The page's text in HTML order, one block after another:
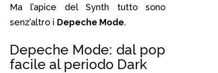
Ma l’apice del Synth tutto sono
senz’altro i Depeche Mode.
Depeche Mode: dal pop
facile al periodo Dark